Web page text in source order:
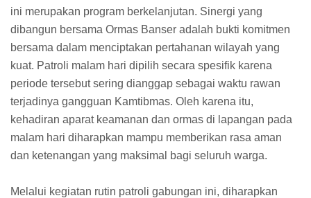
ini merupakan program berkelanjutan. Sinergi yang
dibangun bersama Ormas Banser adalah bukti komitmen
bersama dalam menciptakan pertahanan wilayah yang
kuat. Patroli malam hari dipilih secara spesifik karena
periode tersebut sering dianggap sebagai waktu rawan
terjadinya gangguan Kamtibmas. Oleh karena itu,
kehadiran aparat keamanan dan ormas di lapangan pada
malam hari diharapkan mampu memberikan rasa aman
dan ketenangan yang maksimal bagi seluruh warga.
Melalui kegiatan rutin patroli gabungan ini, diharapkan